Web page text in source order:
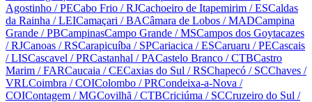
Agostinho / PECabo Frio / RJCachoeiro de Itapemirim / ESCaldas
da Rainha / LEICamaçari / BACâmara de Lobos / MADCampina
Grande / PBCampinasCampo Grande / MSCampos dos Goytacazes
/ RJCanoas / RSCarapicuíba / SPCariacica / ESCaruaru / PECascais
/ LISCascavel / PRCastanhal / PACastelo Branco / CTBCastro
Marim / FARCaucaia / CECaxias do Sul / RSChapecó / SCChaves /
VRLCoimbra / COIColombo / PRCondeixa-a-Nova /
COIContagem / MGCovilhã / CTBCriciúma / SCCruzeiro do Sul /